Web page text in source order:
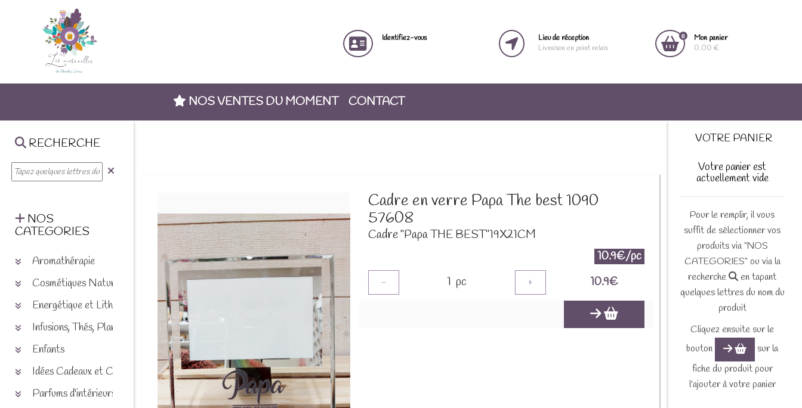
Identifiez-vous
Lieu de réception
Livraison en point relais
0
Mon panier
0.00 €
NOS VENTES DU MOMENT CONTACT
RECHERCHE
NOS
CATEGORIES
Aromathérapie
Cosmétiques Naturels
Energétique et Lithothérapie
Infusions, Thés, Plantes et produits naturels
Enfants
Idées Cadeaux et Chèques
Parfums d'intérieurs
Cadre en verre Papa The best 1090
57608
Cadre "Papa THE BEST"19X21CM
10.9€/pc
- 1 pc + 10.9€
VOTRE PANIER
Votre panier est
actuellement vide
Pour le remplir, il vous
suffit de sélectionner vos
produits via "NOS
CATEGORIES" ou via la
recherche
en tapant
quelques lettres du nom du
produit
Cliquez ensuite sur le
bouton
sur la
fiche du produit pour
l'ajouter à votre panier